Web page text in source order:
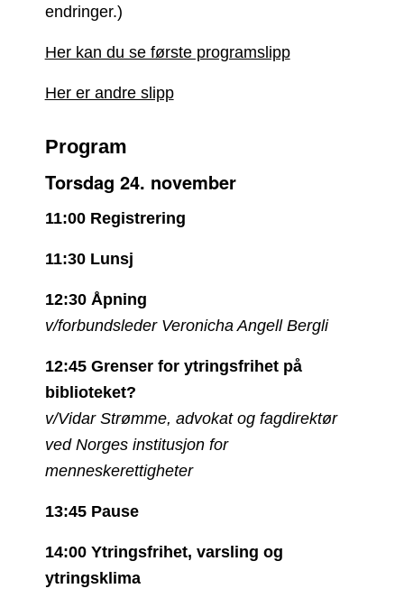
endringer.)
Her kan du se første programslipp
Her er andre slipp
Program
Torsdag 24. november
11:00 Registrering
11:30 Lunsj
12:30 Åpning
v/forbundsleder Veronicha Angell Bergli
12:45 Grenser for ytringsfrihet på
biblioteket?
v/Vidar Strømme, advokat og fagdirektør
ved Norges institusjon for
menneskerettigheter
13:45 Pause
14:00 Ytringsfrihet, varsling og
ytringsklima